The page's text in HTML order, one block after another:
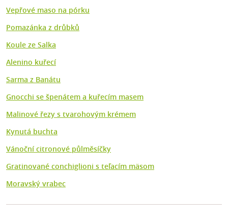
Vepřové maso na pórku
Pomazánka z drůbků
Koule ze Salka
Alenino kuřecí
Sarma z Banátu
Gnocchi se špenátem a kuřecím masem
Malinové řezy s tvarohovým krémem
Kynutá buchta
Vánoční citronové půlměsíčky
Gratinované conchiglioni s teľacím mäsom
Moravský vrabec